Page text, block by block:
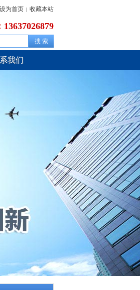
设为首页 | 收藏本站
我们